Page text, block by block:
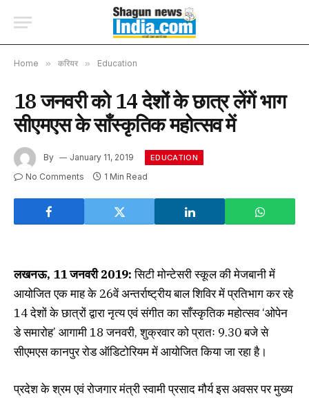
Home » करियर » Education
18 जनवरी को 14 देशों के छात्र लेंगें भाग
सीएमएस के साँस्कृतिक महोत्सव में
By January 11, 2019 EDUCATION
No Comments 1 Min Read
लखनऊ, 11 जनवरी 2019:सिटी मोन्टेसरी स्कूल की मेजबानी में
आयोजित एक माह के 26वें अन्तर्राष्ट्रीय बाल शिविर में प्रतिभाग कर रहे
14 देशों के छात्रों द्वारा नृत्य एवं संगीत का साँस्कृतिक महोत्सव ‘ओपेन
डे समारोह’ आगामी 18 जनवरी, शुक्रवार को प्रातः 9.30 बजे से
सीएमएस कानपुर रोड ऑडिटोरियम में आयोजित किया जा रहा है।
प्रदेश के श्रम एवं रोजगार मंत्री स्वामी प्रसाद मौर्य इस अवसर पर मुख्य